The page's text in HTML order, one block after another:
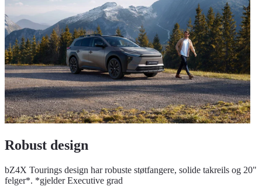
Robust design
bZ4X Tourings design har robuste støtfangere, solide takreils og 20"
felger*. *gjelder Executive grad